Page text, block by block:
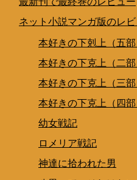
ネット小説マンガ版のレ
本好きの下剋上（五
本好きの下克上（二
本好きの下克上（三
本好きの下克上（四
幼女戦記
ロメリア戦記
神達に拾われた男